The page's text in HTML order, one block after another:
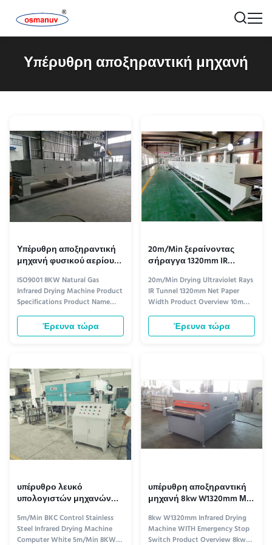
Υπέρυθρη αποξηραντική μηχανή
Υπέρυθρη αποξηραντική
μηχανή φυσικού αερίου
ISO9001 8KW
ISO9001 8KW Natural Gas
Infrared Drying Machine Product
Specifications Product Name
Natural Gas Infrared Drying
Machine Model OSM-HD-1320T
Power 8KW Mechanical Size 15
customized) Effective Network
Width 1320mm Burner Original
Riyalu burner; One ...
Έρευνα τώρα
20m/Min ξεραίνοντας
σήραγγα 1320mm IR
υπεριωδών ακτίνων
πλάτος εγγράφου δικτύου
20m/Min Drying Ultraviolet Rays
IR Tunnel 1320mm Net Paper
Width Product Overview 10m
heating leveling machine
designed for efficient drying and
leveling applications with
Specification 1 Product Name
10m heating ...
Έρευνα τώρα
υπέρυθρο λευκό
υπολογιστών μηχανών
ξήρανσης ανοξείδωτου
ελέγχου 5m/Min BKC
5m/Min BKC Control Stainless
Steel Infrared Drying Machine
Computer White 5m/Min 8KW
υπέρυθρη αποξηραντική
μηχανή 8kw W1320mm ΜΕ
το διακόπτη στάσεων
έκτακτης ανάγκης
8kw W1320mm Infrared Drying
Machine WITH Emergency Stop
Switch Product Overview 8kw